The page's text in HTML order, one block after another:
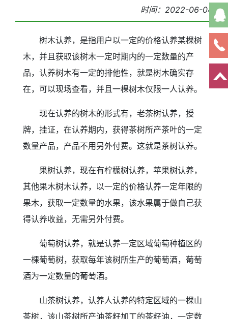
时间：2022-06-04
树木认养，是指用户以一定的价格认养某棵树
木，并且获取该树木一定时期内的一定数量的产
品，认养树木有一定的排他性，就是树木确实存
在，可以现场查看，并且一棵树木仅限一人认养。
现在认养的树木的形式有，老茶树认养，授
牌，挂证，在认养期内，获得茶树所产茶叶的一定
数量产品，产品不用另外付费。这就是茶树认养。
果树认养，现在有柠檬树认养，苹果树认养，
其他果木树木认养，以一定的价格认养一定年限的
果木，获取一定数量的水果，该水果属于做自己获
得认养收益，无需另外付费。
葡萄树认养，就是认养一定区域葡萄种植区的
一棵葡萄树，获取每年该树所生产的葡萄酒，葡萄
酒为一定数量的葡萄酒。
山茶树认养，认养人认养的特定区域的一棵山
茶树，该山茶树所产油茶籽加工的茶籽油，一定数